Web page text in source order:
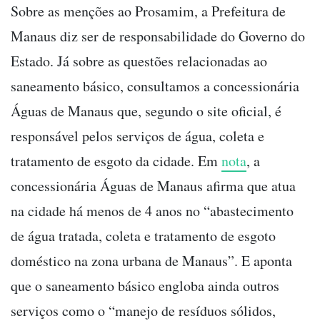
Sobre as menções ao Prosamim, a Prefeitura de
Manaus diz ser de responsabilidade do Governo do
Estado. Já sobre as questões relacionadas ao
saneamento básico, consultamos a concessionária
Águas de Manaus que, segundo o site oficial, é
responsável pelos serviços de água, coleta e
tratamento de esgoto da cidade. Emnota, a
concessionária Águas de Manaus afirma que atua
na cidade há menos de 4 anos no “abastecimento
de água tratada, coleta e tratamento de esgoto
doméstico na zona urbana de Manaus”. E aponta
que o saneamento básico engloba ainda outros
serviços como o “manejo de resíduos sólidos,